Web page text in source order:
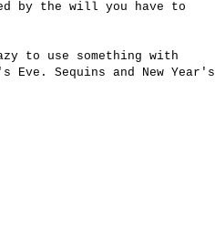
by the will you have to
to use something with
Sequins and New Year's